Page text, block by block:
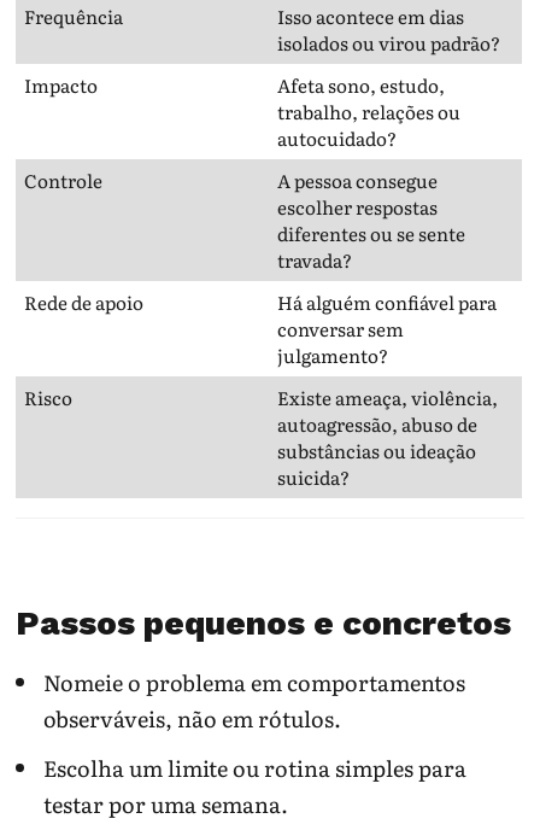
Frequência
Isso acontece em dias
isolados ou virou padrão?
Impacto
Afeta sono, estudo,
trabalho, relações ou
autocuidado?
Controle
A pessoa consegue
escolher respostas
diferentes ou se sente
travada?
Rede de apoio
Há alguém confiável para
conversar sem
julgamento?
Risco
Existe ameaça, violência,
autoagressão, abuso de
substâncias ou ideação
suicida?
Passos pequenos e concretos
Nomeie o problema em comportamentos
observáveis, não em rótulos.
Escolha um limite ou rotina simples para
testar por uma semana.